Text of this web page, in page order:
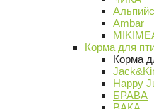
Ambar
Корма для
Корма
Happy
БРАВА